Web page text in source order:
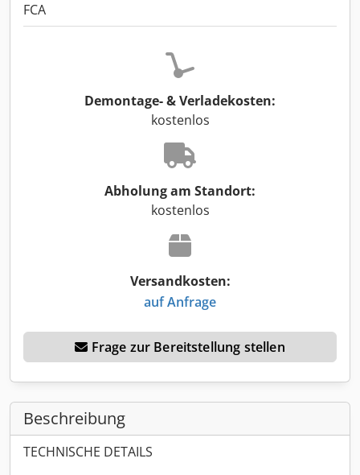
FCA
Demontage- & Verladekosten:
kostenlos
Abholung am Standort:
kostenlos
Versandkosten:
auf Anfrage
Frage zur Bereitstellung stellen
Beschreibung
TECHNISCHE DETAILS